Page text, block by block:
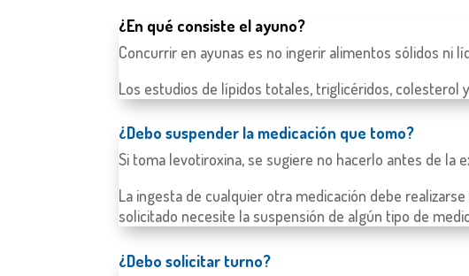
¿En qué consiste el ayuno?
Concurrir en ayunas es no ingerir alimentos sólidos ni
Los estudios de lípidos totales, triglicéridos, colesterol
¿Debo suspender la medicación que tomo?
Si toma levotiroxina, se sugiere no hacerlo antes de la
La ingesta de cualquier otra medicación debe
solicitado necesite la suspensión de algún tipo de
¿Debo solicitar turno?